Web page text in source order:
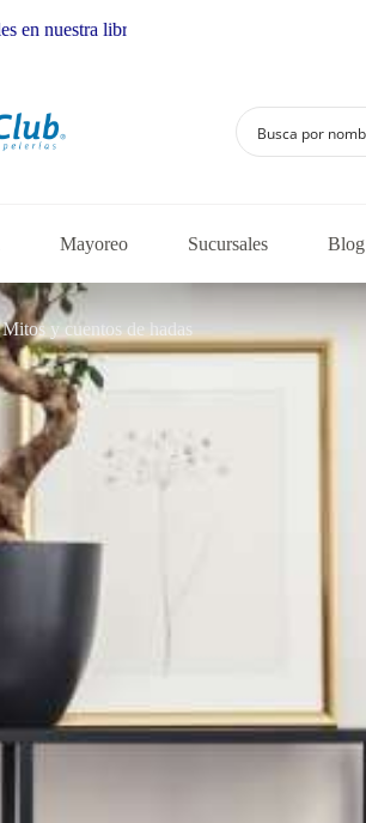
Mayoreo Sucursales Blog
Mitos y cuentos de hadas